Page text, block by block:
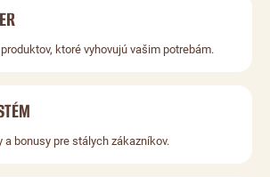
ktoré vyhovujú vašim potrebám.
a bonusy pre stálych zákazníkov.